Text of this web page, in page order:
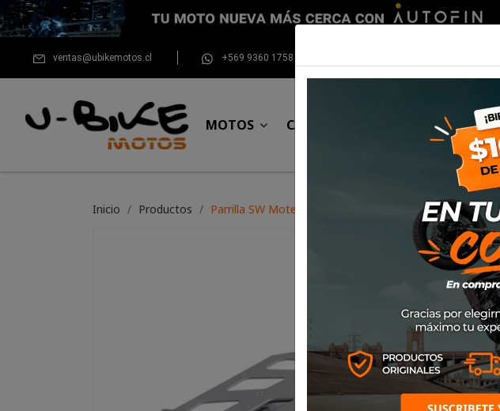
ventas@ubikemotos.cl +569 9360 1758
MOTOS CASCOS EQUIPAMIENTO
Inicio Productos Parrilla SW Motech para BMW (Plata)